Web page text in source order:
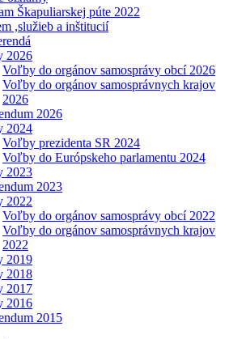
Škapuliarskej púte 2022
,služieb a inštitucií
2026
Voľby do orgánov samosprávy obcí 2026
Voľby do orgánov samosprávnych krajov
2026
2026
2024
Voľby prezidenta SR 2024
Voľby do Európskeho parlamentu 2024
2023
2023
2022
Voľby do orgánov samosprávy obcí 2022
Voľby do orgánov samosprávnych krajov
2022
2019
2018
2017
2016
2015